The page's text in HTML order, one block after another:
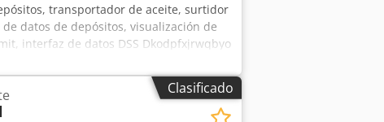
transportador de aceite, surtidor
datos de depósitos, visualización de
interfaz de datos DSS Dkodpfxjrwqbyo
de volumen: 1 a 10 litros/min -
-Peso: 8,2 kg
Clasificado